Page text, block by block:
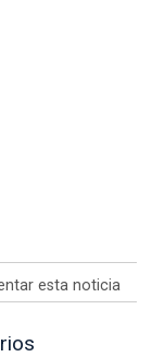
esta noticia